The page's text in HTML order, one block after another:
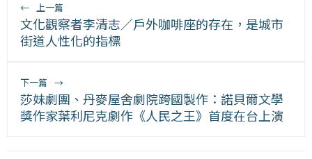
← 上一篇
文化觀察者李清志／戶外咖啡座的存在，是城市
街道人性化的指標
下一篇 →
莎妹劇團、丹麥屋舍劇院跨國製作：諾貝爾文學
獎作家葉利尼克劇作《人民之王》首度在台上演